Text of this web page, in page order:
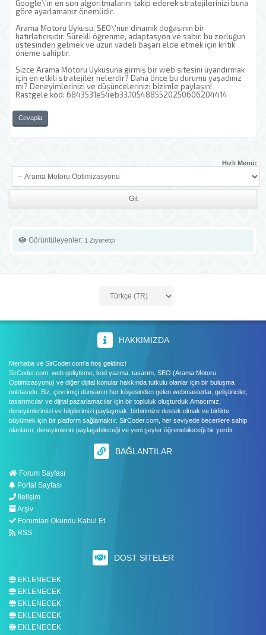
Google\'ın en son algoritmalarını takip ederek stratejilerinizi buna
göre ayarlamanız önemlidir.
Arama Motoru Uykusu, SEO\'nun dinamik doğasının bir
hatırlatıcısıdır. Sürekli öğrenme, adaptasyon ve sabır, bu zorluğun
üstesinden gelmek ve uzun vadeli başarı elde etmek için kritik
öneme sahiptir.
Sizce Arama Motoru Uykusuna girmiş bir web sitesini uyandırmak
için en etkili stratejiler nelerdir? Daha önce bu durumu yaşadınız
mı? Deneyimlerinizi ve düşüncelerinizi bizimle paylaşın!
Rastgele kod: 6843531e54eb33.1054885520250606204414
Cevapla
Hızlı Menü:
Görüntüleyenler: 1 Ziyaretçi
HAKKIMIZDA
Merhaba ve SirCoder.com'a hoş geldiniz!
SirCoder.com, web geliştirme, kod yazma, tasarım, SEO (Arama Motoru
Optimizasyonu) ve diğer dijital konular hakkında tutkulu olanlar için bir buluşma
noktasıdır. Biz, çevrimiçi dünyanın her köşesinden gelen webmasterlar, geliştiriciler,
tasarımcılar ve dijital pazarlamacılar için bir topluluk oluşturduk.Amacımız,
deneyimlerimizi ve bilgilerimizi paylaşmak, birbirimize destek olmak ve birlikte
büyümek için bir platform sağlamaktır. SirCoder.com, her seviyede becerilere sahip
olanların, deneyimlerini paylaşabileceği ve yeni şeyler öğrenebileceği bir yerdir..
BAĞLANTILAR
Forum Sayfası
Portal Sayfası
İletişim
Arşiv
Forumları Okundu Kabul Et
RSS
DOST SITELER
EKLENECEK
EKLENECEK
EKLENECEK
EKLENECEK
EKLENECEK